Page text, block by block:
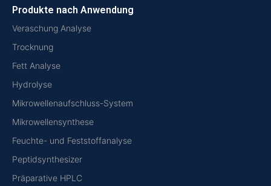
Produkte nach Anwendung
Veraschung Analyse
Trocknung
Fett Analyse
Hydrolyse
Mikrowellenaufschluss-System
Mikrowellensynthese
Feuchte- und Feststoffanalyse
Peptidsynthesizer
Präparative HPLC